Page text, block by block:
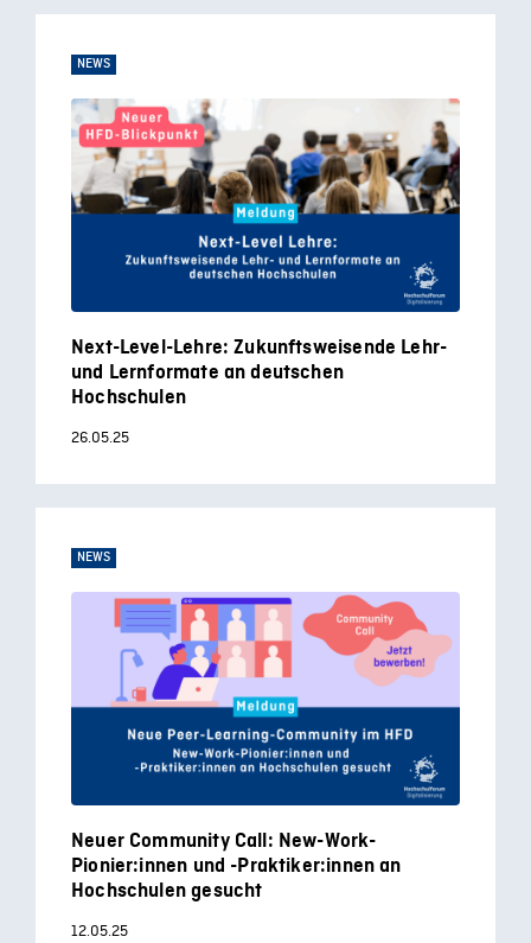
NEWS
Next-Level-Lehre: Zukunftsweisende Lehr-
und Lernformate an deutschen
Hochschulen
26.05.25
NEWS
Neuer Community Call: New-Work-
Pionier:innen und -Praktiker:innen an
Hochschulen gesucht
12.05.25